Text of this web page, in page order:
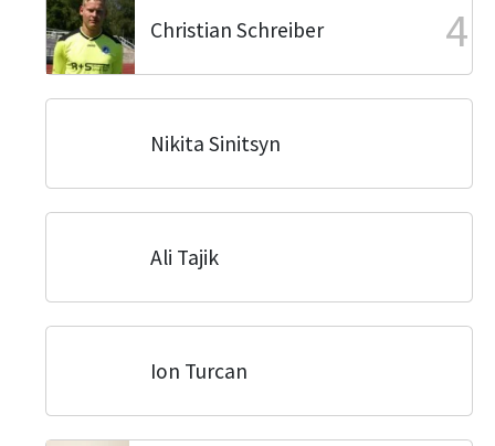
Christian Schreiber 4
Nikita Sinitsyn
Ali Tajik
Ion Turcan